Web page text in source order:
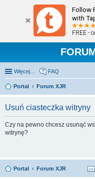
Follow
with
FREE -
Więcej… FAQ
Portal
Forum XJR
Usuń ciasteczka witryny
Czy na pewno chcesz usunąć
witrynę?
Portal Forum XJR